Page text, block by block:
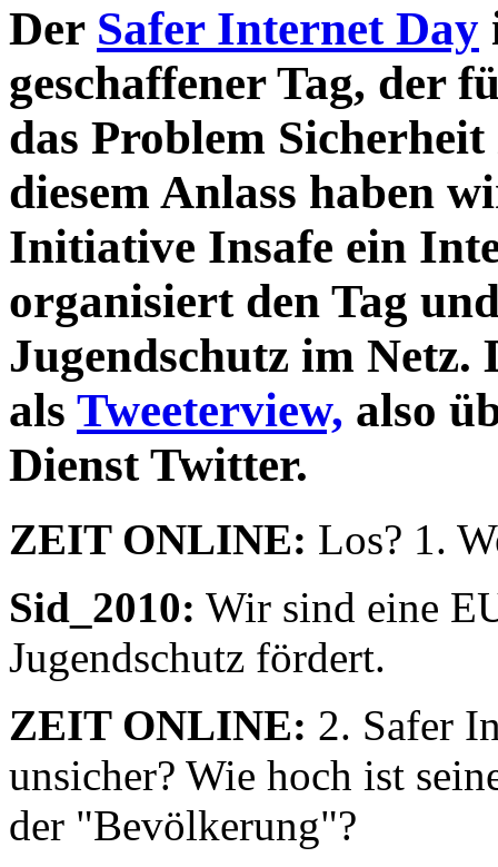
Der Safer Internet Day
geschaffener Tag, der
das Problem
diesem Anlass haben
Initiative Insafe ein
organisiert den Tag
Jugendschutz im
als Tweeterview, also
Dienst Twitter.
ZEIT ONLINE: Los? 1.
Sid_2010: Wir sind eine
Jugendschutz fördert.
ZEIT ONLINE: 2. Safer
unsicher? Wie hoch ist
der "Bevölkerung"?